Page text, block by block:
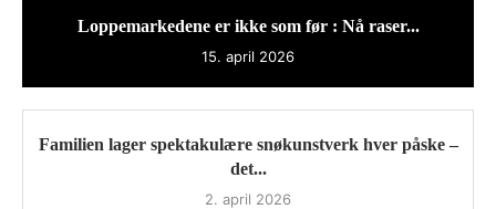
Loppemarkedene er ikke som før : Nå raser...
15. april 2026
Familien lager spektakulære snøkunstverk hver påske –
det...
2. april 2026